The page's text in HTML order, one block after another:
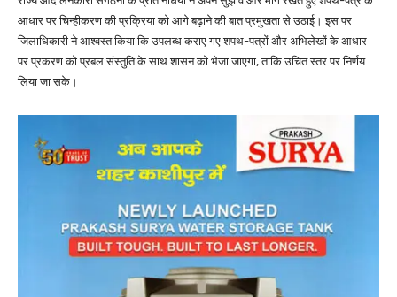
आधार पर चिन्हीकरण की प्रक्रिया को आगे बढ़ाने की बात प्रमुखता से उठाई। इस पर
जिलाधिकारी ने आश्वस्त किया कि उपलब्ध कराए गए शपथ-पत्रों और अभिलेखों के आधार
पर प्रकरण को प्रबल संस्तुति के साथ शासन को भेजा जाएगा, ताकि उचित स्तर पर निर्णय
लिया जा सके।